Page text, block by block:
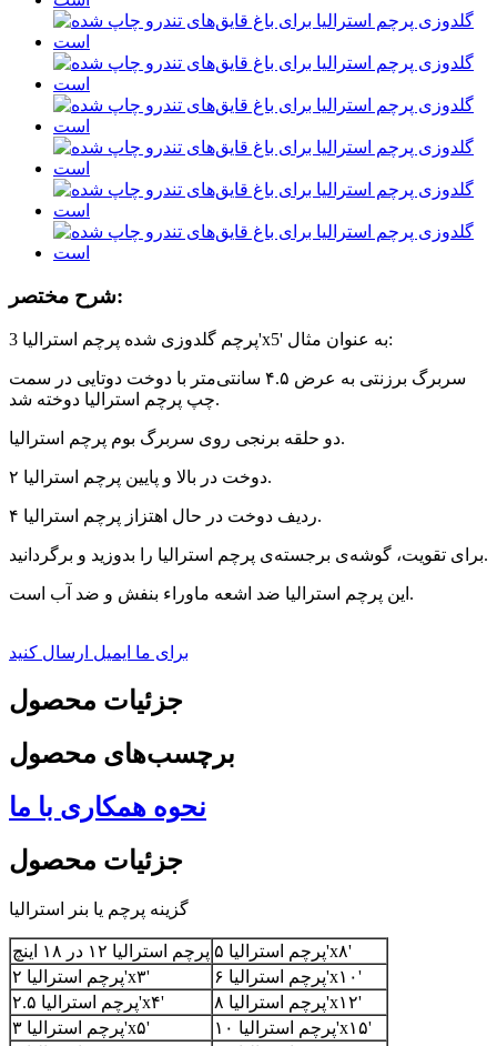
شرح مختصر:
پرچم گلدوزی شده پرچم استرالیا 3'x5' به عنوان مثال:
سربرگ برزنتی به عرض ۴.۵ سانتی‌متر با دوخت دوتایی در سمت
چپ پرچم استرالیا دوخته شد.
دو حلقه برنجی روی سربرگ بوم پرچم استرالیا.
۲ دوخت در بالا و پایین پرچم استرالیا.
۴ ردیف دوخت در حال اهتزاز پرچم استرالیا.
برای تقویت، گوشه‌ی برجسته‌ی پرچم استرالیا را بدوزید و برگردانید.
این پرچم استرالیا ضد اشعه ماوراء بنفش و ضد آب است.
برای ما ایمیل ارسال کنید
جزئیات محصول
برچسب‌های محصول
نحوه همکاری با ما
جزئیات محصول
گزینه پرچم یا بنر استرالیا
پرچم استرالیا ۱۲ در ۱۸ اینچ
پرچم استرالیا ۵'x۸'
پرچم استرالیا ۲'x۳'
پرچم استرالیا ۶'x۱۰'
پرچم استرالیا ۲.۵'x۴'
پرچم استرالیا ۸'x۱۲'
پرچم استرالیا ۳'x۵'
پرچم استرالیا ۱۰'x۱۵'